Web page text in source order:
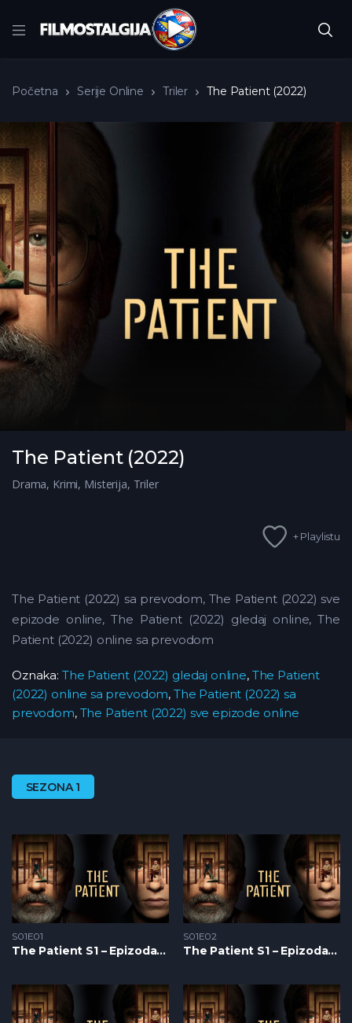
Početna Serije Online Triler The Patient (2022)
The Patient (2022)
Drama, Krimi, Misterija, Triler
+ Playlistu
The Patient (2022) sa prevodom, The Patient (2022) sve
epizode online, The Patient (2022) gledaj online, The
Patient (2022) online sa prevodom
Oznaka: The Patient (2022) gledaj online, The Patient
(2022) online sa prevodom, The Patient (2022) sa
prevodom, The Patient (2022) sve epizode online
SEZONA 1
S01E01
The Patient S1 – Epizoda 01
S01E02
The Patient S1 – Epizoda 02